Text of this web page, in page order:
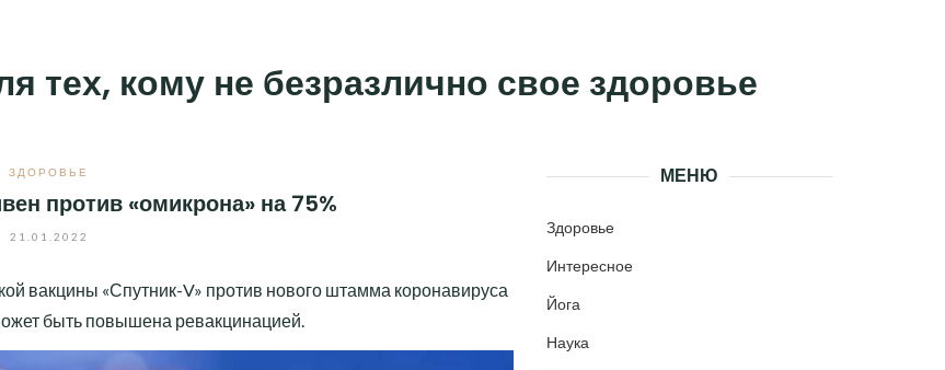
тех, кому не безразлично свое здоровье
ЗДОРОВЬЕ
против «омикрона» на 75%
21.01.2022
вакцины «Спутник-V» против нового штамма коронавируса
быть повышена ревакцинацией.
МЕНЮ
Здоровье
Интересное
Йога
Наука